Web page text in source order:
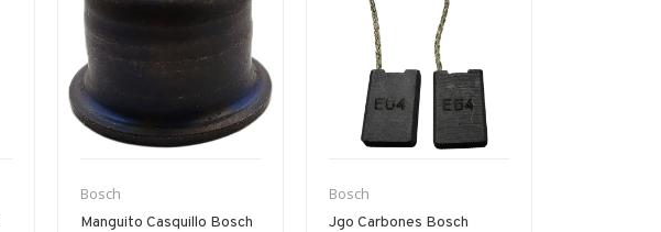
Bosch
Manguito Casquillo Bosch
Bosch
Jgo Carbones Bosch